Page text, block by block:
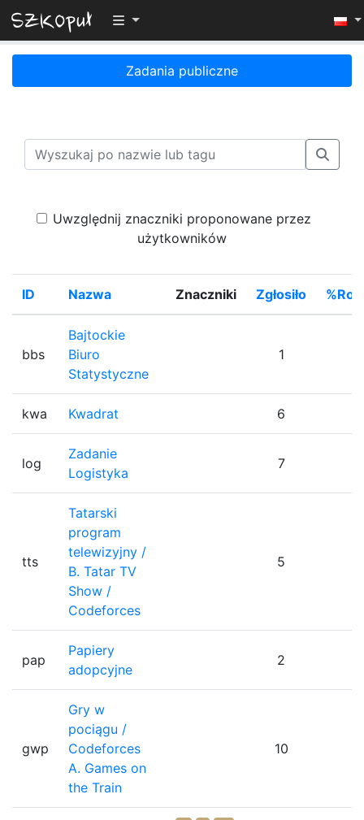
Przełącz widoczność menu
Zadania publiczne
Uwzględnij znaczniki proponowane przez
użytkowników
ID Nazwa Znaczniki Zgłosiło
bbs
Bajtockie
Biuro
Statystyczne
1
kwa Kwadrat 6
log
Zadanie
Logistyka
7
tts
Tatarski
program
telewizyjny /
B. Tatar TV
Show /
Codeforces
5
pap
Papiery
adopcyjne
2
gwp
Gry w
pociągu /
Codeforces
A. Games on
the Train
10